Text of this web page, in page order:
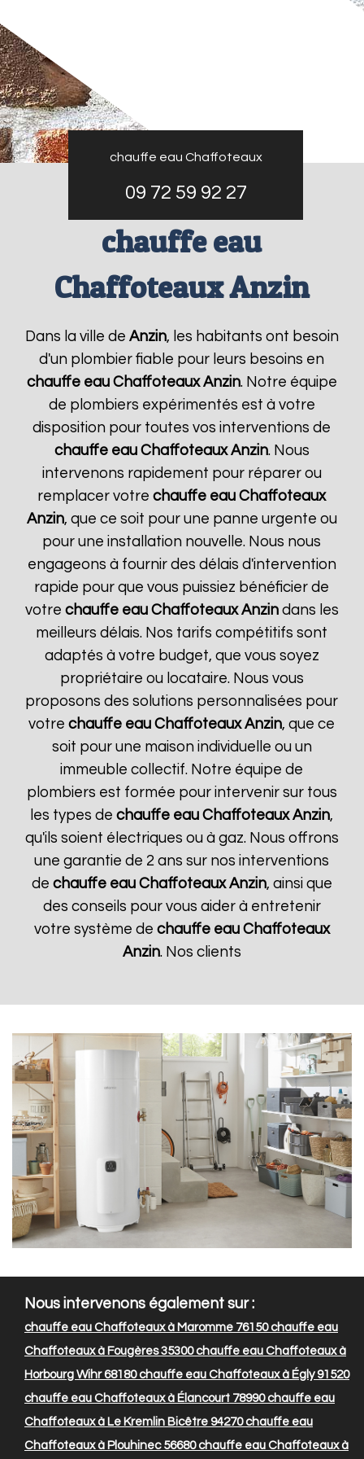
chauffe eau Chaffoteaux
09 72 59 92 27
chauffe eau
Chaffoteaux Anzin
Dans la ville de Anzin, les habitants ont besoin
d'un plombier fiable pour leurs besoins en
chauffe eau Chaffoteaux Anzin. Notre équipe
de plombiers expérimentés est à votre
disposition pour toutes vos interventions de
chauffe eau Chaffoteaux Anzin. Nous
intervenons rapidement pour réparer ou
remplacer votrechauffe eau Chaffoteaux
Anzin, que ce soit pour une panne urgente ou
pour une installation nouvelle. Nous nous
engageons à fournir des délais d'intervention
rapide pour que vous puissiez bénéficier de
votre chauffe eau Chaffoteaux Anzindans les
meilleurs délais. Nos tarifs compétitifs sont
adaptés à votre budget, que vous soyez
propriétaire ou locataire. Nous vous
proposons des solutions personnalisées pour
votrechauffe eau Chaffoteaux Anzin, que ce
soit pour une maison individuelle ou un
immeuble collectif. Notre équipe de
plombiers est formée pour intervenir sur tous
les types dechauffe eau Chaffoteaux Anzin,
qu'ils soient électriques ou à gaz. Nous offrons
une garantie de 2 ans sur nos interventions
de chauffe eau Chaffoteaux Anzin, ainsi que
des conseils pour vous aider à entretenir
votre système de chauffe eau Chaffoteaux
Anzin. Nos clients
Nous intervenons également sur :
chauffe eau Chaffoteaux à Maromme 76150chauffe eau
Chaffoteaux à Fougères 35300chauffe eau Chaffoteaux à
Horbourg Wihr 68180chauffe eau Chaffoteaux à Égly 91520
chauffe eau Chaffoteaux à Élancourt 78990chauffe eau
Chaffoteaux à Le Kremlin Bicêtre 94270chauffe eau
Chaffoteaux à Plouhinec 56680chauffe eau Chaffoteaux à